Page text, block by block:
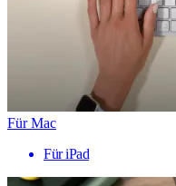
Für Mac
Für iPad